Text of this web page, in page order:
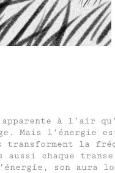
à l’air
Mais l’énergie
la
aussi chaque
son aura